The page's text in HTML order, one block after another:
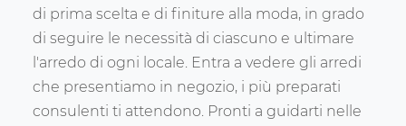
di prima scelta e di finiture alla moda, in grado
di seguire le necessità di ciascuno e ultimare
l'arredo di ogni locale. Entra a vedere gli arredi
che presentiamo in negozio, i più preparati
consulenti ti attendono. Pronti a guidarti nelle